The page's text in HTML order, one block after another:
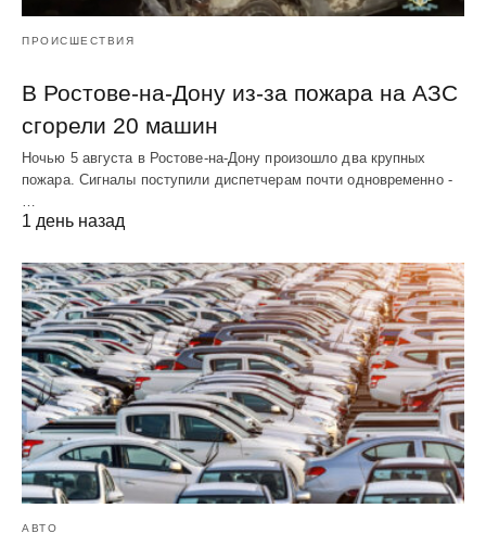
ПРОИСШЕСТВИЯ
В Ростове-на-Дону из-за пожара на АЗС
сгорели 20 машин
Ночью 5 августа в Ростове-на-Дону произошло два крупных
пожара. Сигналы поступили диспетчерам почти одновременно -
1 день назад
АВТО